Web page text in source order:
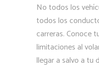
No todos los
todos los
carreras. Conoce
limitaciones al
llegar a salvo a tu